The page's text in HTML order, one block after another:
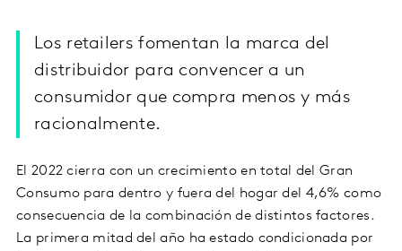
Los retailers fomentan la marca del
distribuidor para convencer a un
consumidor que compra menos y más
racionalmente.
El 2022 cierra con un crecimiento en total del Gran
Consumo para dentro y fuera del hogar del 4,6% como
consecuencia de la combinación de distintos factores.
La primera mitad del año ha estado condicionada por